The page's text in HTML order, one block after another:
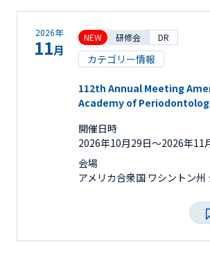
2026年
11月
NEW 研修会 DR
カテゴリー情報
112th Annual Meeting
Academy of Periodontology
開催日時
2026年10月29日〜2026年11
会場
アメリカ合衆国 ワシントン州